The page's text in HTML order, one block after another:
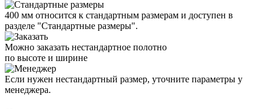
400 мм относится к стандартным размерам и доступен в
разделе "Стандартные размеры".
Можно заказать нестандартное полотно
по высоте и ширине
Если нужен нестандартный размер, уточните параметры у
менеджера.